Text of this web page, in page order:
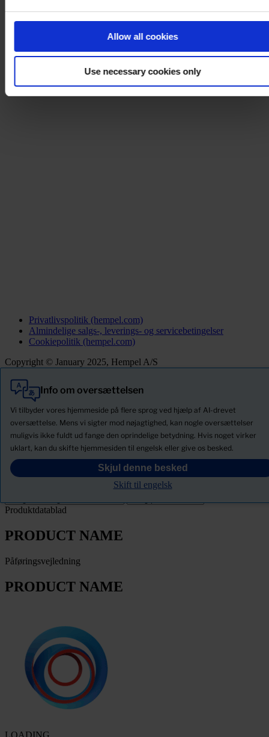
Allow all cookies
Use necessary cookies only
Privatlivspolitik (hempel.com)
Almindelige salgs-, leverings- og servicebetingelser
Cookiepolitik (hempel.com)
Copyright © January 2025, Hempel A/S
Info om oversættelsen
Vi tilbyder vores hjemmeside på flere sprog ved hjælp af AI-drevet
oversættelse. Mens vi sigter mod nøjagtighed, kan nogle oversættelser
muligvis ikke fuldt ud fange den oprindelige betydning. Hvis noget virker
uklart, kan du skifte hjemmesiden til engelsk eller give os besked.
Skjul denne besked
Skift til engelsk
Alle
Produkter
Nyheder
Download Sikkerhedsdatablade
PRODUCT NAME
Produktdatablad
PRODUCT NAME
Påføringsvejledning
PRODUCT NAME
LOADING